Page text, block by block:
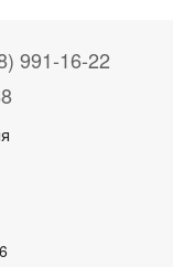
991-16-22